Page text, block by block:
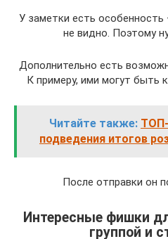
У заметки есть
не видно. Поэтому
Дополнительно есть
К примеру, ими могут быть
Читайте также:
подведения итогов
После отправки он
Интересные фишки
группой и